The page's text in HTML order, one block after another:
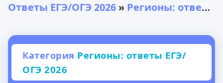
Ответы ЕГЭ/ОГЭ 2026 » Регионы: ответы ЕГЭ/ОГЭ 2026
Категория Регионы: ответы ЕГЭ/
ОГЭ 2026